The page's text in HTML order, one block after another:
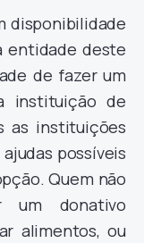
disponibilidade
entidade deste
de fazer um
instituição de
as instituições
possíveis
Quem não
um donativo
alimentos, ou